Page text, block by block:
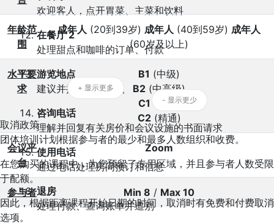
欢迎客人，点开胃菜、主菜和饮料
在餐厅 2
处理甜点和咖啡的订单、付款
游览地点
建议并描述游览地点
咨询电话
理解并回复有关房价和会议设施的书面请求
使用电话
通过电话处理房间预订和信息
退房
处理付款、查询账单并道别
年龄范
围
成年人 (20到39岁) 成年人 (40到59岁) 成年人
(60岁及以上)
水平要
求
B1 (中级)
B2 (中高级)
C1 (高级)
C2(精通)
会议平
台
Zoom
参与者 Min 8 / Max 10
+ 显示更多
- 显示更少
取消政策
团体培训计划根据参与者的最少和最多人数组织和收费。
在您购买的课程中，为您预留了专用区域，并且参与者人数受限
于配额。
因此，根据距离课程开始日期的时间，取消时有免费和付费取消
选项。